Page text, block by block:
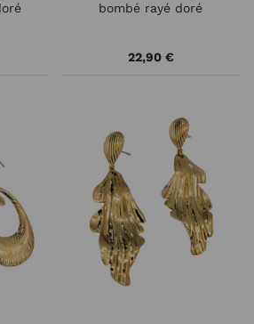
bombé rayé doré
22,90 €